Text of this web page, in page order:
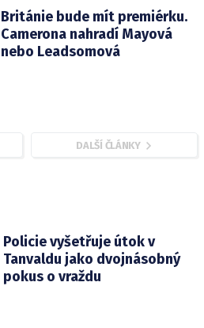
Británie bude mít premiérku.
Camerona nahradí Mayová
nebo Leadsomová
DALŠÍ ČLÁNKY
Policie vyšetřuje útok v
Tanvaldu jako dvojnásobný
pokus o vraždu